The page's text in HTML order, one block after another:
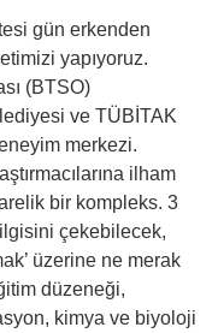
gün erkenden
yapıyoruz.
(BTSO)
ve TÜBİTAK
merkezi.
ilham
bir kompleks. 3
çekebilecek,
üzerine ne merak
düzeneği,
kimya ve biyoloji